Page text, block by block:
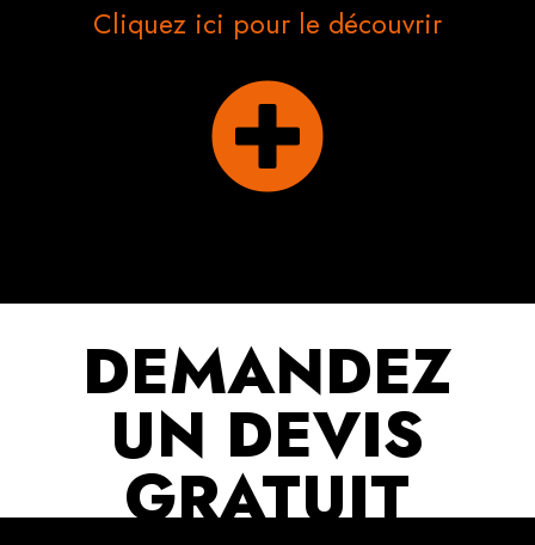
Cliquez ici pour le découvrir

DEMANDEZ
UN DEVIS
GRATUIT